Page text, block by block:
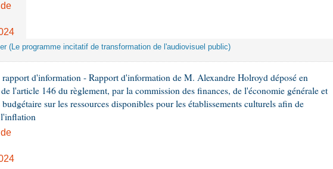
(Le programme incitatif de transformation de l'audiovisuel public)
rapport d'information - Rapport d'information de M. Alexandre Holroyd déposé en
l'article 146 du règlement, par la commission des finances, de l'économie générale et
sur les ressources disponibles pour les établissements culturels afin de